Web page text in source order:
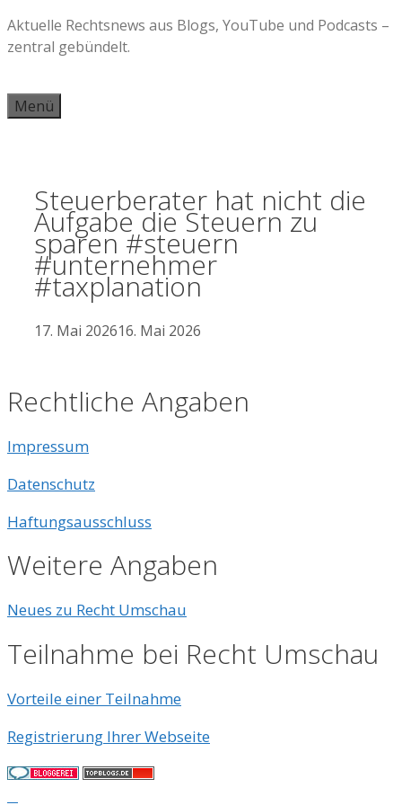
Zum
Inhalt
Aktuelle Rechtsnews aus Blogs, YouTube und Podcasts –
zentral gebündelt.
Menü
Steuerberater hat nicht die
Aufgabe die Steuern zu
sparen #steuern
#unternehmer
#taxplanation
17. Mai 202616. Mai 2026
Rechtliche Angaben
Impressum
Datenschutz
Haftungsausschluss
Weitere Angaben
Neues zu Recht Umschau
Teilnahme bei Recht Umschau
Vorteile einer Teilnahme
Registrierung Ihrer Webseite